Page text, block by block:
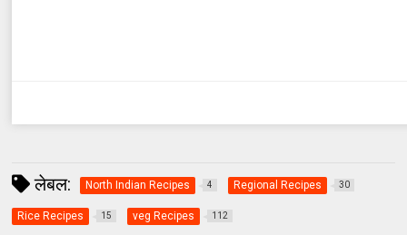
लेबल: North Indian Recipes 4 Regional Recipes 30
Rice Recipes 15 veg Recipes 112